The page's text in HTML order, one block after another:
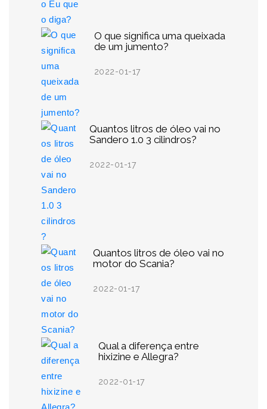
O que significa uma queixada
de um jumento?
2022-01-17
Quantos litros de óleo vai no
Sandero 1.0 3 cilindros?
2022-01-17
Quantos litros de óleo vai no
motor do Scania?
2022-01-17
Qual a diferença entre
hixizine e Allegra?
2022-01-17